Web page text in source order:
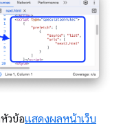
วข้อแสดงผลหน้าเว็บ